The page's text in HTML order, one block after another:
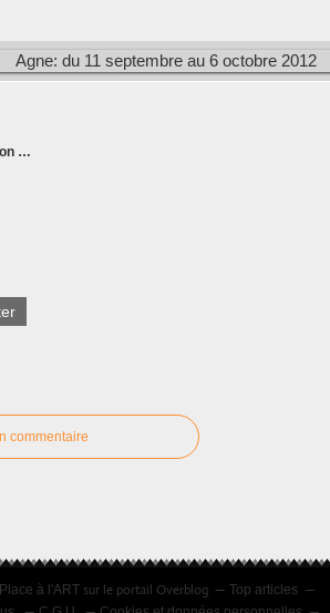
…
commentaire
à l'ART sur le portail Overblog
Top articles